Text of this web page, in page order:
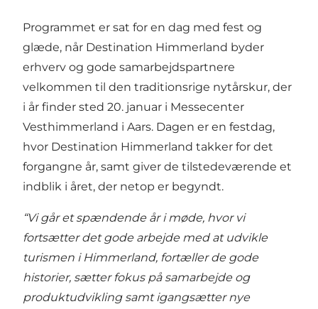
Programmet er sat for en dag med fest og
glæde, når Destination Himmerland byder
erhverv og gode samarbejdspartnere
velkommen til den traditionsrige nytårskur, der
i år finder sted 20. januar i Messecenter
Vesthimmerland i Aars. Dagen er en festdag,
hvor Destination Himmerland takker for det
forgangne år, samt giver de tilstedeværende et
indblik i året, der netop er begyndt.
“Vi går et spændende år i møde, hvor vi
fortsætter det gode arbejde med at udvikle
turismen i Himmerland, fortæller de gode
historier, sætter fokus på samarbejde og
produktudvikling samt igangsætter nye